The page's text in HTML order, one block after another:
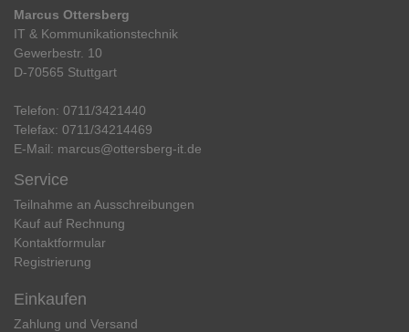
Marcus Ottersberg
IT & Kommunikationstechnik
Gewerbestr. 10
D-70565 Stuttgart
Telefon: 0711/3421440
Telefax: 0711/34214469
E-Mail: marcus@ottersberg-it.de
Service
Teilnahme an Ausschreibungen
Kauf auf Rechnung
Kontaktformular
Registrierung
Einkaufen
Zahlung und Versand